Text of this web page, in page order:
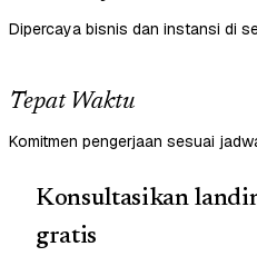
Dipercaya bisnis dan instansi di
Tepat Waktu
Komitmen pengerjaan sesuai
Konsultasikan
gratis